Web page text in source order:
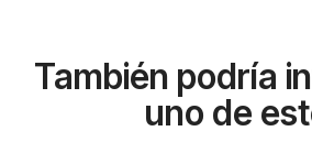
También podría
uno de